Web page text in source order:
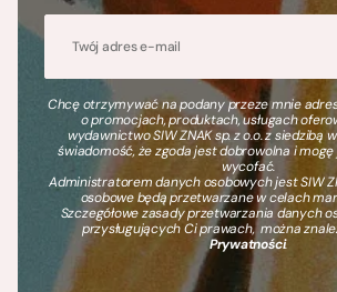
Chcę otrzymywać na podany przeze mnie
o promocjach, produktach, usługach
wydawnictwo SIW ZNAK sp. z o.o. z siedzibą
świadomość, że zgoda jest dobrowolna i
wycofać.
Administratorem danych osobowych jest SIW
osobowe będą przetwarzane w celach
Szczegółowe zasady przetwarzania danych
przysługujących Ci prawach, można
Prywatności.